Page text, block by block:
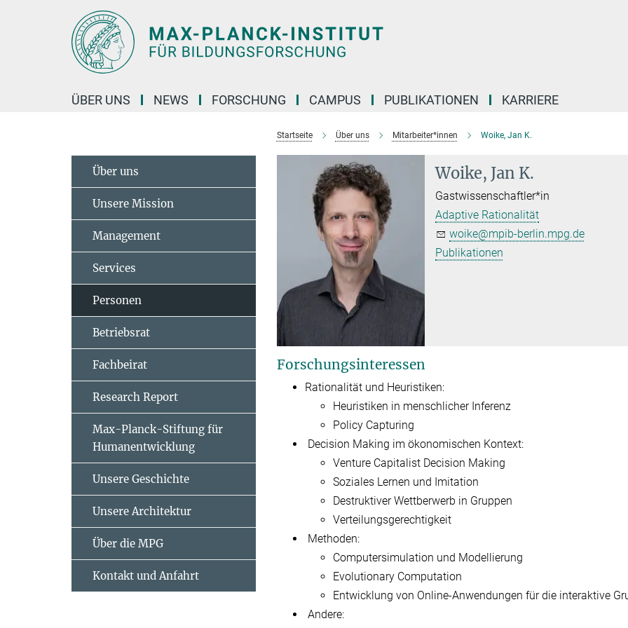
ÜBER UNS NEWS FORSCHUNG CAMPUS PUBLIKATIONEN KARRIERE
Startseite Über uns Mitarbeiter*innen Woike, Jan K.
Woike, Jan K.
Gastwissenschaftler*in
Adaptive Rationalität
woike@mpib-berlin.mpg.de
Publikationen
Forschungsinteressen
Rationalität und Heuristiken:
Heuristiken in menschlicher Inferenz
Policy Capturing
Decision Making im ökonomischen Kontext:
Venture Capitalist Decision Making
Soziales Lernen und Imitation
Destruktiver Wettberwerb in Gruppen
Verteilungsgerechtigkeit
Methoden:
Computersimulation und Modellierung
Evolutionary Computation
Entwicklung von Online-Anwendungen für die interaktive
Andere:
Über uns
Unsere Mission
Management
Services
Personen
Betriebsrat
Fachbeirat
Research Report
Max-Planck-Stiftung für
Humanentwicklung
Unsere Geschichte
Unsere Architektur
Über die MPG
Kontakt und Anfahrt